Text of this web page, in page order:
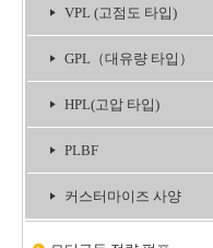
VPL (고점도 타입)
GPL（대유량 타입）
HPL(고압 타입)
PLBF
커스터마이즈 사양